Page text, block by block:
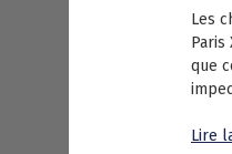
Les
Paris
que
Lire